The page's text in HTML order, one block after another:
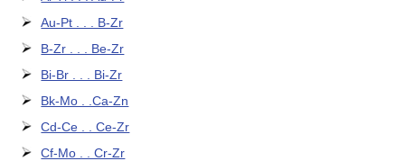
Au-Pt . . . B-Zr
B-Zr . . . Be-Zr
Bi-Br . . . Bi-Zr
Bk-Mo . .Ca-Zn
Cd-Ce . . Ce-Zr
Cf-Mo . . Cr-Zr